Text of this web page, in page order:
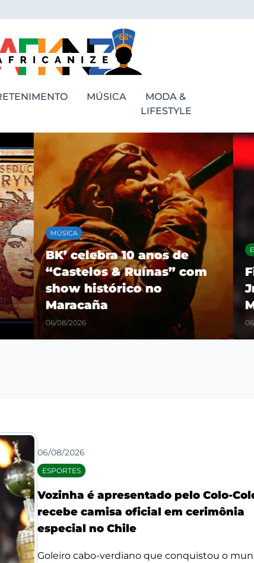
MÚSICA
MODA &
LIFESTYLE
MÚSICA
BK’ celebra 10 anos de
“Castelos & Ruínas” com
show histórico no
Maracaña
06/08/2026
Jr.
06/
06/08/2026
ESPORTES
Vozinha é apresentado pelo Colo-
recebe camisa oficial em cerimônia
especial no Chile
Goleiro cabo-verdiano que conquistou o